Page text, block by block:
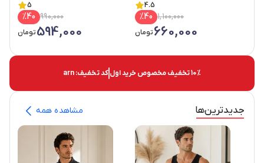
4.5
1,100,000
%40
660,000تومان
5
990,000
%40
594,000تومان
10%تخفیف مخصوص خرید اولکد تخفیف:arn
جدید‌ترین‌ها مشاهده همه